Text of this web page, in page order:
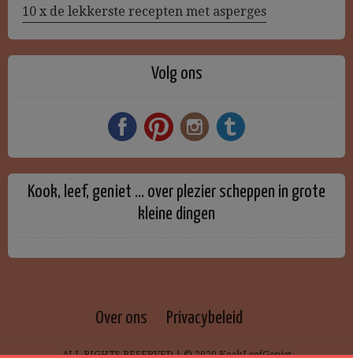
10 x de lekkerste recepten met asperges
Volg ons
Kook, leef, geniet … over plezier scheppen in grote
kleine dingen
Over ons Privacybeleid
ALL RIGHTS RESERVED | © 2020 KookLeefGeniet